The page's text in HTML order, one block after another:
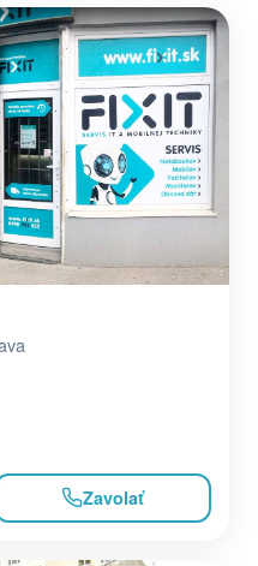
Zavolať